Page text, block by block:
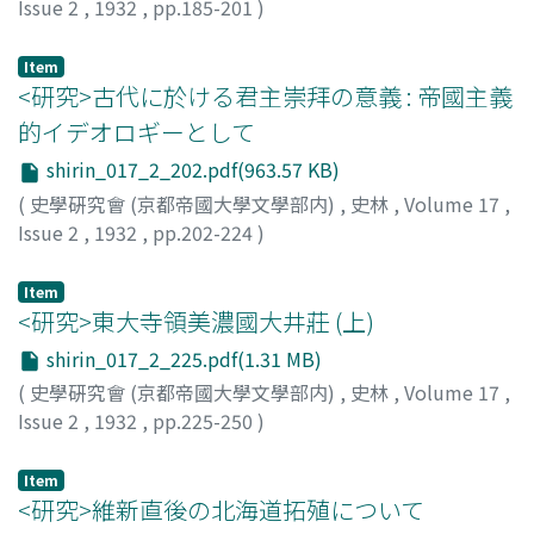
Issue 2 , 1932 , pp.185-201 )
Item
<研究>古代に於ける君主崇拜の意義 : 帝國主義
的イデオロギーとして
shirin_017_2_202.pdf(963.57 KB)
( 史學硏究會 (京都帝國大學文學部内) , 史林 , Volume 17 ,
Issue 2 , 1932 , pp.202-224)
Item
<研究>東大寺領美濃國大井莊 (上)
shirin_017_2_225.pdf(1.31 MB)
( 史學硏究會 (京都帝國大學文學部内) , 史林 , Volume 17 ,
Issue 2 , 1932 , pp.225-250 )
Item
<研究>維新直後の北海道拓殖について